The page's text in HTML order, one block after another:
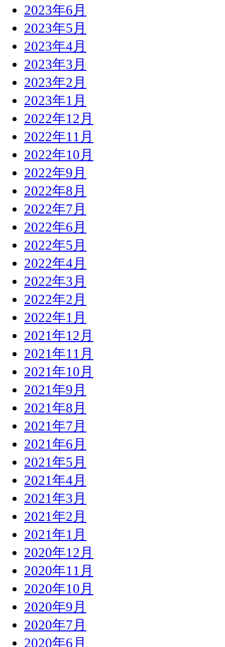
2023年6月
2023年5月
2023年4月
2023年3月
2023年2月
2023年1月
2022年12月
2022年11月
2022年10月
2022年9月
2022年8月
2022年7月
2022年6月
2022年5月
2022年4月
2022年3月
2022年2月
2022年1月
2021年12月
2021年11月
2021年10月
2021年9月
2021年8月
2021年7月
2021年6月
2021年5月
2021年4月
2021年3月
2021年2月
2021年1月
2020年12月
2020年11月
2020年10月
2020年9月
2020年7月
2020年6月